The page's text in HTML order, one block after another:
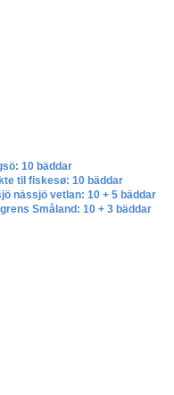
10 bäddar
til fiskesø: 10 bäddar
nässjö vetlan: 10 + 5 bäddar
Småland: 10 + 3 bäddar